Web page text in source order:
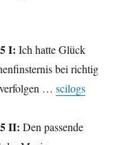
I: Ich hatte Glück
bei richtig
verfolgen …scilogs
II: Den passende